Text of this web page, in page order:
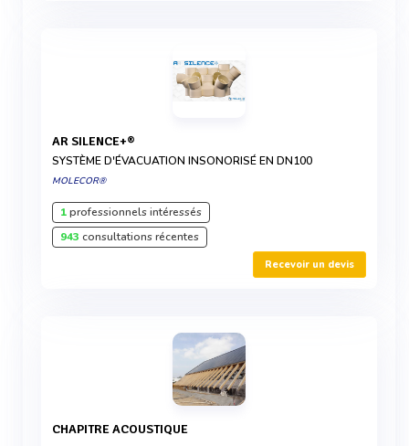
AR SILENCE+®
SYSTÈME D'ÉVACUATION INSONORISÉ EN DN100
MOLECOR®
1professionnels intéressés
943 consultations récentes
Recevoir un devis
CHAPITRE ACOUSTIQUE